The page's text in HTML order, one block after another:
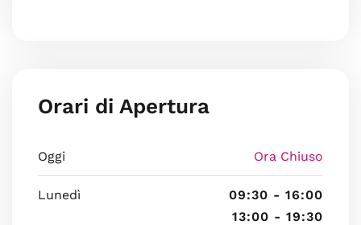
Orari di Apertura
Oggi Ora Chiuso
Lunedì
09:30 - 16:00
13:00 - 19:30